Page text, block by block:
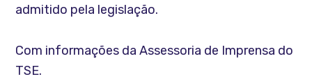
admitido pela legislação.
Com informações da Assessoria de Imprensa do
TSE.